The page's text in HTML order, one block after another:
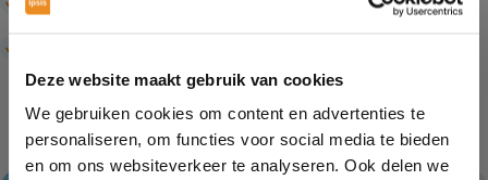
Deze website maakt gebruik van cookies
We gebruiken cookies om content en advertenties te
personaliseren, om functies voor social media te bieden
en om ons websiteverkeer te analyseren. Ook delen we
verhaal